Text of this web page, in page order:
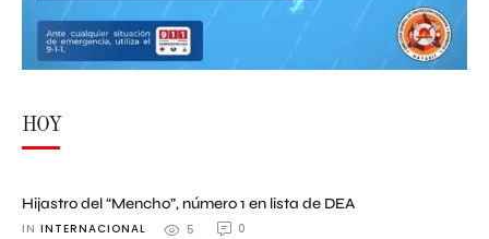
HOY
Hijastro del “Mencho”, número 1 en lista de DEA
IN INTERNACIONAL 5 0